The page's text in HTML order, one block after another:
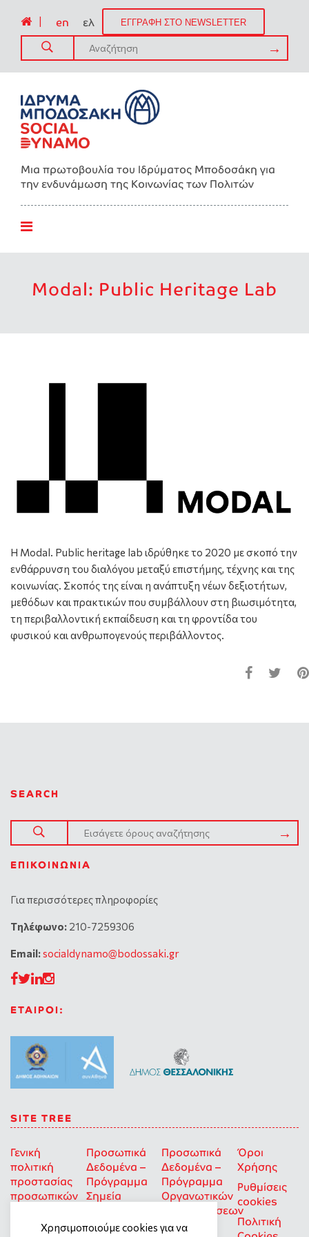
en ελ ΕΓΓΡΑΦΗ ΣΤΟ NEWSLETTER
Μια πρωτοβουλία του Ιδρύματος Μποδοσάκη για
την ενδυνάμωση της Kοινωνίας των Πολιτών
Modal: Public Heritage Lab
H Modal. Public heritage lab ιδρύθηκε το 2020 με σκοπό την
ενθάρρυνση του διαλόγου μεταξύ επιστήμης, τέχνης και της
κοινωνίας. Σκοπός της είναι η ανάπτυξη νέων δεξιοτήτων,
μεθόδων και πρακτικών που συμβάλλουν στη βιωσιμότητα,
τη περιβαλλοντική εκπαίδευση και τη φροντίδα του
φυσικού και ανθρωπογενούς περιβάλλοντος.
SEARCH
ΕΠΙΚΟΙΝΩΝΊΑ
Για περισσότερες πληροφορίες
Tηλέφωνο: 210-7259306
Email:socialdynamo@bodossaki.gr
ΕΤΑΙΡΟΙ:
SITE TREE
Γενική
πολιτική
προστασίας
προσωπικών
Προσωπικά
Δεδομένα –
Πρόγραμμα
Σημεία
Προσωπικά
Δεδομένα –
Πρόγραμμα
Οργανωτικών
Επιχορηγήσεων
για Οκοιπ
Όροι
Χρήσης
Ρυθμίσεις
cookies
Πολιτική
Χρησιμοποιούμε cookies για να